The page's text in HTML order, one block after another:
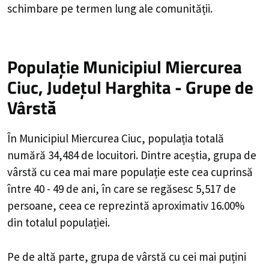
schimbare pe termen lung ale comunității.
Populație Municipiul Miercurea
Ciuc, Județul Harghita - Grupe de
Vârstă
În Municipiul Miercurea Ciuc, populația totală
numără 34,484 de locuitori. Dintre aceștia, grupa de
vârstă cu cea mai mare populație este cea cuprinsă
între 40 - 49 de ani, în care se regăsesc 5,517 de
persoane, ceea ce reprezintă aproximativ 16.00%
din totalul populației.
Pe de altă parte, grupa de vârstă cu cei mai puțini